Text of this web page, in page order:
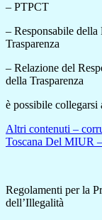
– PTPCT
– Responsabile
Trasparenza
– Relazione del
della Trasparenza
è possibile
Altri contenuti –
Toscana Del MIUR
Regolamenti per la
dell’Illegalità